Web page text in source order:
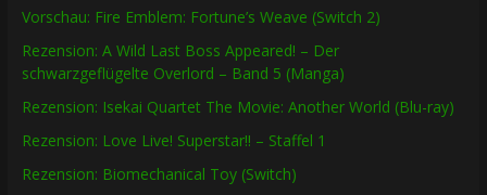
Vorschau: Fire Emblem: Fortune’s Weave (Switch 2)
Rezension: A Wild Last Boss Appeared! – Der
schwarzgeflügelte Overlord – Band 5 (Manga)
Rezension: Isekai Quartet The Movie: Another World (Blu-ray)
Rezension: Love Live! Superstar!! – Staffel 1
Rezension: Biomechanical Toy (Switch)